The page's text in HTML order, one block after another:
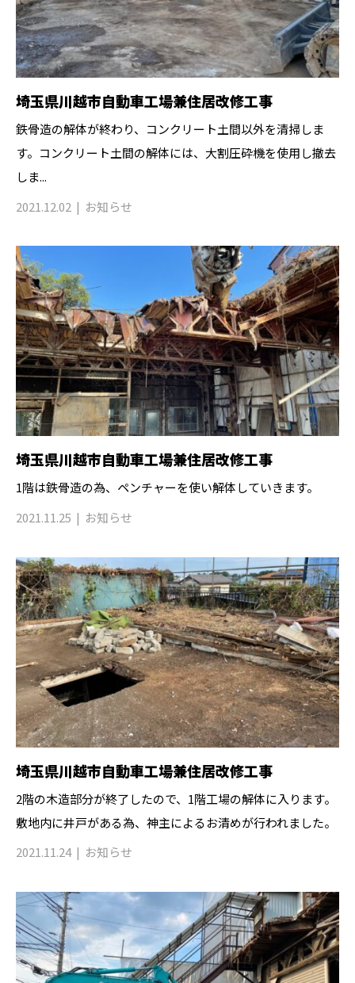
埼玉県川越市自動車工場兼住居改修工事
鉄骨造の解体が終わり、コンクリート土間以外を清掃しま
す。コンクリート土間の解体には、大割圧砕機を使用し撤去
しま...
2021.12.02
お知らせ
埼玉県川越市自動車工場兼住居改修工事
1階は鉄骨造の為、ペンチャーを使い解体していきます。
2021.11.25
お知らせ
埼玉県川越市自動車工場兼住居改修工事
2階の木造部分が終了したので、1階工場の解体に入ります。
敷地内に井戸がある為、神主によるお清めが行われました。
2021.11.24
お知らせ